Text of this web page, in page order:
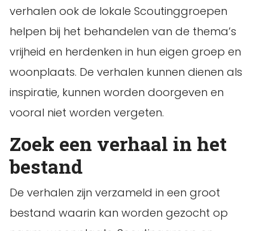
verhalen ook de lokale Scoutinggroepen
helpen bij het behandelen van de thema’s
vrijheid en herdenken in hun eigen groep en
woonplaats. De verhalen kunnen dienen als
inspiratie, kunnen worden doorgeven en
vooral niet worden vergeten.
Zoek een verhaal in het
bestand
De verhalen zijn verzameld in een groot
bestand waarin kan worden gezocht op